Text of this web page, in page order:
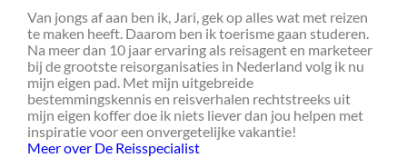
Van jongs af aan ben ik, Jari, gek op alles wat met reizen
te maken heeft. Daarom ben ik toerisme gaan studeren.
Na meer dan 10 jaar ervaring als reisagent en marketeer
bij de grootste reisorganisaties in Nederland volg ik nu
mijn eigen pad. Met mijn uitgebreide
bestemmingskennis en reisverhalen rechtstreeks uit
mijn eigen koffer doe ik niets liever dan jou helpen met
inspiratie voor een onvergetelijke vakantie!
Meer over De Reisspecialist